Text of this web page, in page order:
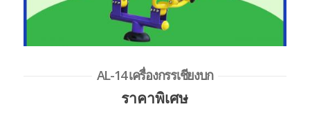
AL-14 เครื่องกรรเชียงบก
ราคาพิเศษ